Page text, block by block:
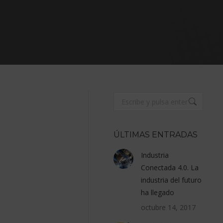
ÚLTIMAS ENTRADAS
Industria
Conectada 4.0. La
industria del futuro
ha llegado
octubre 14, 2017